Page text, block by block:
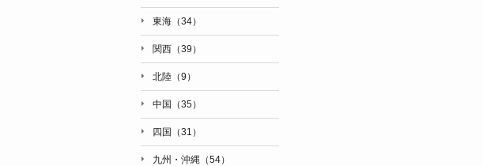
東海（34）
関西（39）
北陸（9）
中国（35）
四国（31）
九州・沖縄（54）